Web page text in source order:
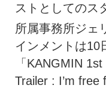
ストとしてのス
所属事務所ジェ
インメントは10
「KANGMIN
Trailer : I’m free